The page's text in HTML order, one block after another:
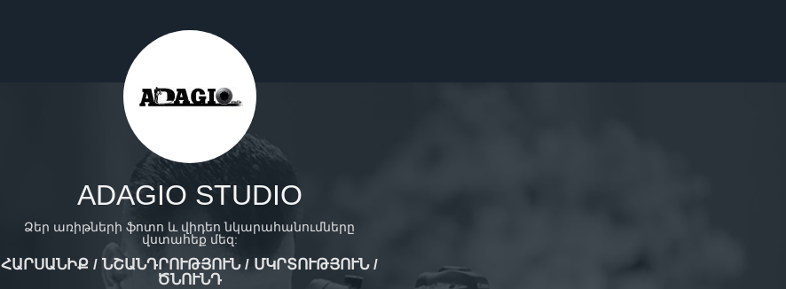
ADAGIO STUDIO
Ձեր առիթների ֆոտո և վիդեո նկարահանումները
վստահեք մեզ:
ՀԱՐՍԱՆԻՔ / ՆՇԱՆԴՐՈՒԹՅՈՒՆ / ՄԿՐՏՈՒԹՅՈՒՆ /
ԾՆՈՒՆԴ